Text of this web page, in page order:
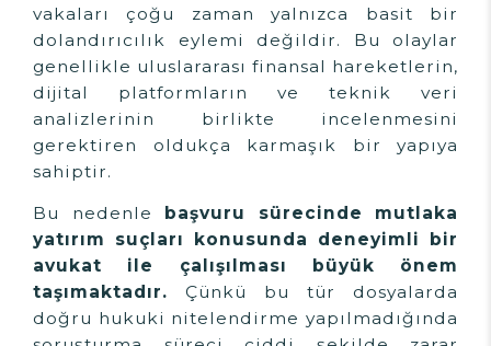
vakaları çoğu zaman yalnızca basit bir
dolandırıcılık eylemi değildir. Bu olaylar
genellikle uluslararası finansal hareketlerin,
dijital platformların ve teknik veri
analizlerinin birlikte incelenmesini
gerektiren oldukça karmaşık bir yapıya
sahiptir.
Bu nedenle
başvuru sürecinde mutlaka
yatırım suçları konusunda deneyimli bir
avukat ile çalışılması büyük önem
taşımaktadır. Çünkü bu tür dosyalarda
doğru hukuki nitelendirme yapılmadığında